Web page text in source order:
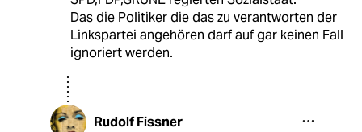
Das die Politiker die das zu verantworten der
Linkspartei angehören darf auf gar keinen Fall
ignoriert werden.
Rudolf Fissner